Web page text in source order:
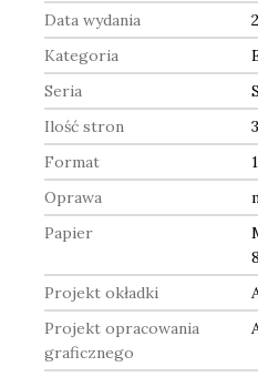
Data wydania
Kategoria
Seria
Ilość stron
Format
Oprawa
Papier
Projekt okładki
Projekt opracowania
graficznego